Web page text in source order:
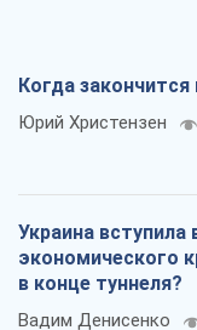
Когда закончится
Юрий Христензен
Украина вступила
экономического
в конце туннеля?
Вадим Денисенко